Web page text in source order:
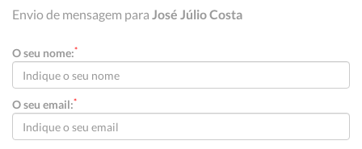
Envio de mensagem para José Júlio Costa
O seu nome:*
O seu email:*